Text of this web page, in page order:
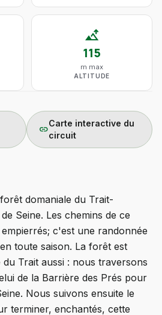
altitude
115
m max
ALTITUDE
link
Carte interactive du
circuit
domaniale du Trait-
Seine. Les chemins de ce
c'est une randonnée
toute saison. La forêt est
Trait aussi : nous traversons
de la Barrière des Prés pour
Nous suivons ensuite le
terminer, enchantés, cette